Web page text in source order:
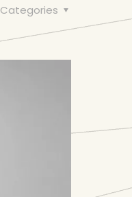
Categories